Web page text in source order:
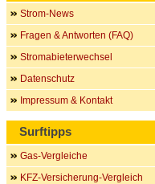
Strom-News
Fragen & Antworten (FAQ)
Stromabieterwechsel
Datenschutz
Impressum & Kontakt
Surftipps
Gas-Vergleiche
KFZ-Versicherung-Vergleich